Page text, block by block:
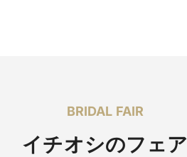
BRIDAL FAIR
イチオシのフェア